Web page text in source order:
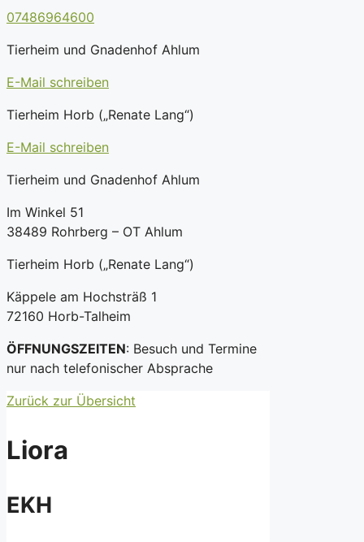
07486964600
Tierheim und Gnadenhof Ahlum
E-Mail schreiben
Tierheim Horb („Renate Lang“)
E-Mail schreiben
Tierheim und Gnadenhof Ahlum
Im Winkel 51
38489 Rohrberg – OT Ahlum
Tierheim Horb („Renate Lang“)
Käppele am Hochsträß 1
72160 Horb-Talheim
ÖFFNUNGSZEITEN: Besuch und Termine
nur nach telefonischer Absprache
Zurück zur Übersicht
Liora
EKH